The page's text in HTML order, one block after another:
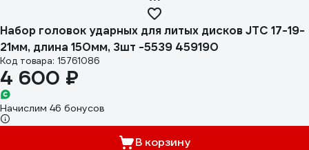
Набор головок ударных для литых дисков JTC 17-19-
21мм, длина 150мм, 3шт -5539 459190
Код товара: 15761086
4 600 ₽
Начислим 46 бонусов
В корзину